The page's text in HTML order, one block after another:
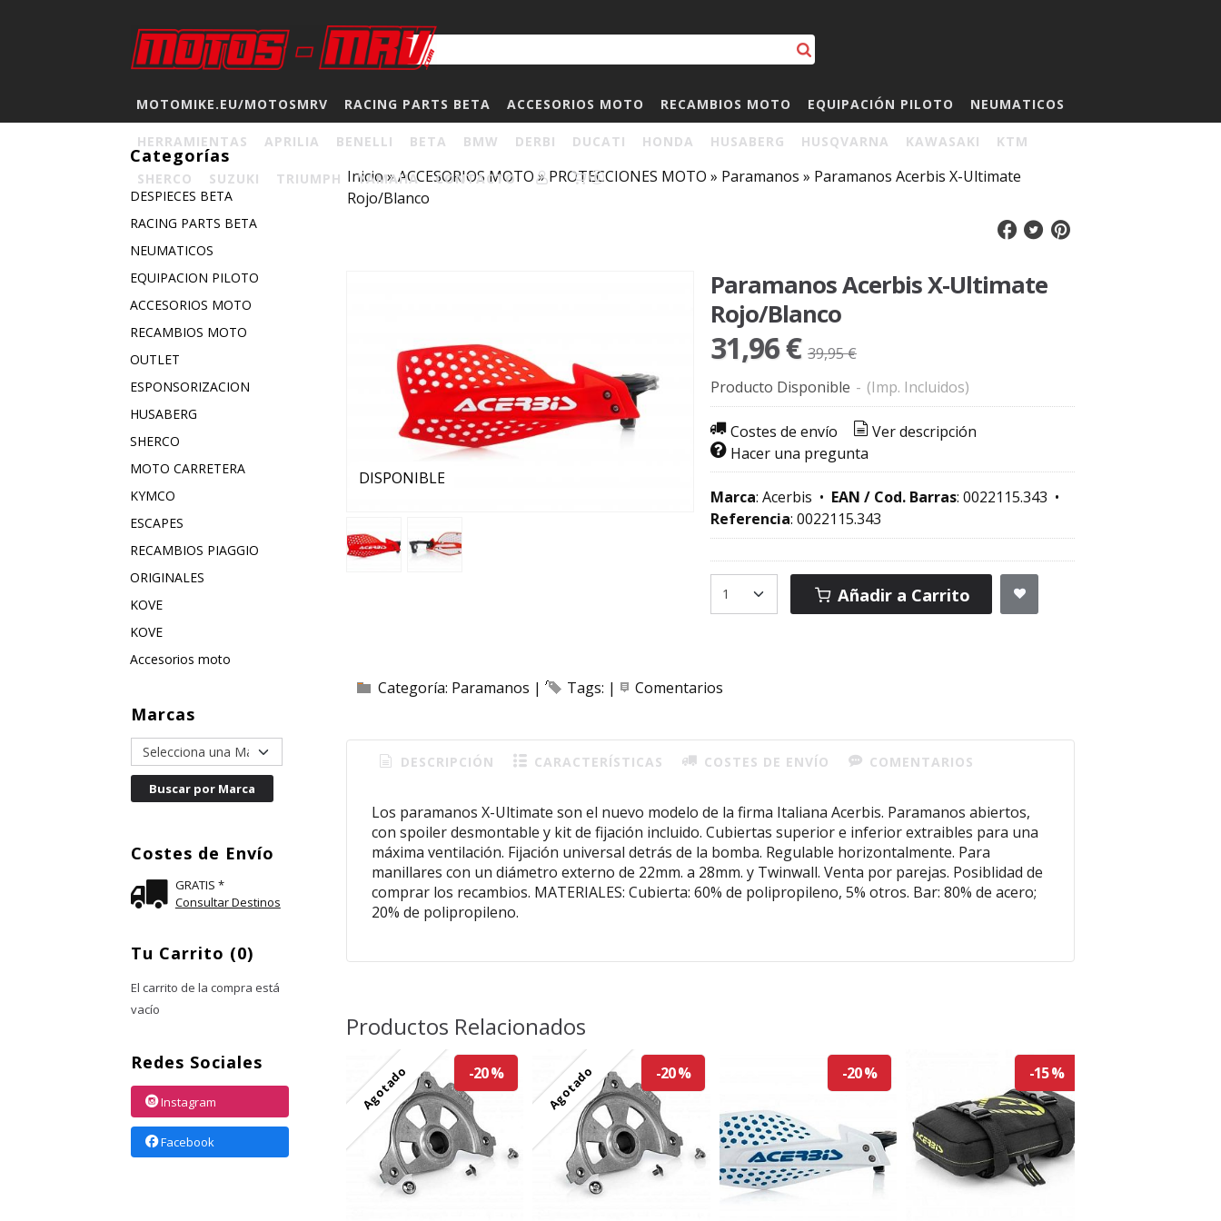
MOTOMIKE.EU/MOTOSMRV RACING PARTS BETA ACCESORIOS MOTO RECAMBIOS MOTO EQUIPACIÓN PILOTO NEUMATICOS
HERRAMIENTAS APRILIA BENELLI BETA BMW DERBI DUCATI HONDA HUSABERG HUSQVARNA KAWASAKI KTM
SHERCO SUZUKI TRIUMPH YAMAHA CONTACTO 0
Categorías
DESPIECES BETA
RACING PARTS BETA
NEUMATICOS
EQUIPACION PILOTO
ACCESORIOS MOTO
RECAMBIOS MOTO
OUTLET
ESPONSORIZACION
HUSABERG
SHERCO
MOTO CARRETERA
KYMCO
ESCAPES
RECAMBIOS PIAGGIO
ORIGINALES
KOVE
KOVE
Accesorios moto
Marcas
Costes de Envío
GRATIS *
Consultar Destinos
Tu Carrito (0)
El carrito de la compra está
vacío
Redes Sociales
Instagram
Facebook
Inicio»ACCESORIOS MOTO»PROTECCIONES MOTO » Paramanos » Paramanos Acerbis X-Ultimate
Rojo/Blanco
DISPONIBLE
Paramanos Acerbis X-Ultimate
Rojo/Blanco
31,96 € 39,95 €
Producto Disponible - (Imp. Incluidos)
Costes de envío
Ver descripción
Hacer una pregunta
Marca: Acerbis • EAN / Cod. Barras: 0022115.343 •
Referencia: 0022115.343
Añadir a Carrito
Categoría: Paramanos | Tags: | Comentarios
DESCRIPCIÓN CARACTERÍSTICAS COSTES DE ENVÍO COMENTARIOS
Los paramanos X-Ultimate son el nuevo modelo de la firma Italiana Acerbis. Paramanos abiertos,
con spoiler desmontable y kit de fijación incluido. Cubiertas superior e inferior extraibles para una
máxima ventilación. Fijación universal detrás de la bomba. Regulable horizontalmente. Para
manillares con un diámetro externo de 22mm. a 28mm. y Twinwall. Venta por parejas. Posiblidad de
comprar los recambios. MATERIALES: Cubierta: 60% de polipropileno, 5% otros. Bar: 80% de acero;
20% de polipropileno.
Productos Relacionados
Agotado -20 % Agotado -20 % -20 % -15 %